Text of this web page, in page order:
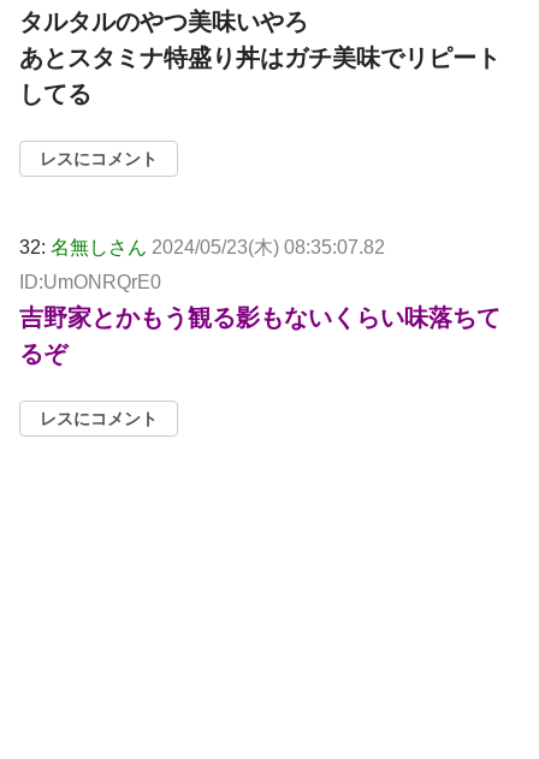
タルタルのやつ美味いやろ
あとスタミナ特盛り丼はガチ美味でリピート
してる
レスにコメント
32: 名無しさん 2024/05/23(木) 08:35:07.82
ID:UmONRQrE0
吉野家とかもう観る影もないくらい味落ちて
るぞ
レスにコメント